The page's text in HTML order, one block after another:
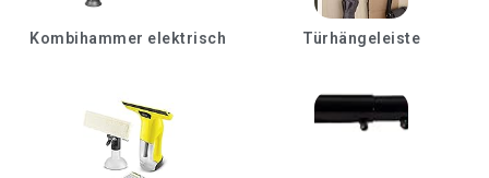
Kombihammer elektrisch Türhängeleiste